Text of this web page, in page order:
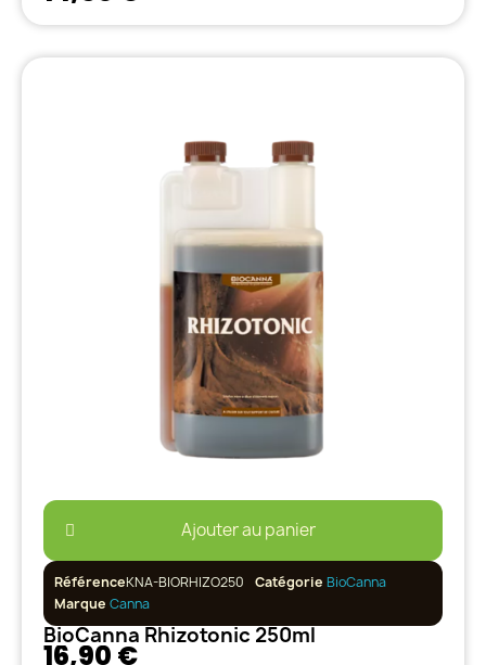
Ajouter au panier
RéférenceKNA-BIORHIZO250 Catégorie BioCanna
Marque Canna
BioCanna Rhizotonic 250ml
16,90 €